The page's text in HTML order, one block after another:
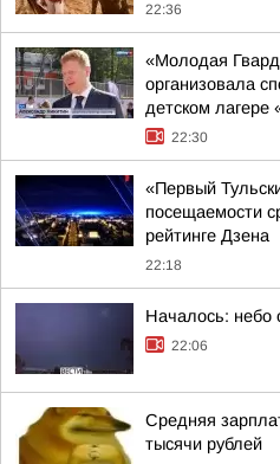
22:36
«Молодая
организовала
детском лагере
22:30
«Первый
посещаемости
рейтинге Дзена
22:18
Началось: небо
22:06
Средняя
тысячи рублей